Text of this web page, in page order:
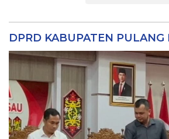
DPRD KABUPATEN PULANG